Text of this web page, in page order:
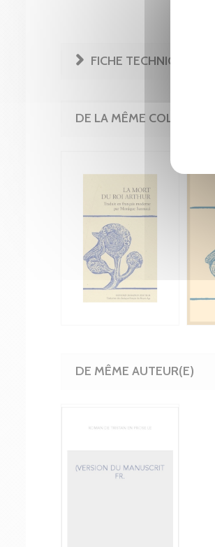
FICHE TECHNIQUE
DE LA MÊME COLLECTION
DE MÊME AUTEUR(E)